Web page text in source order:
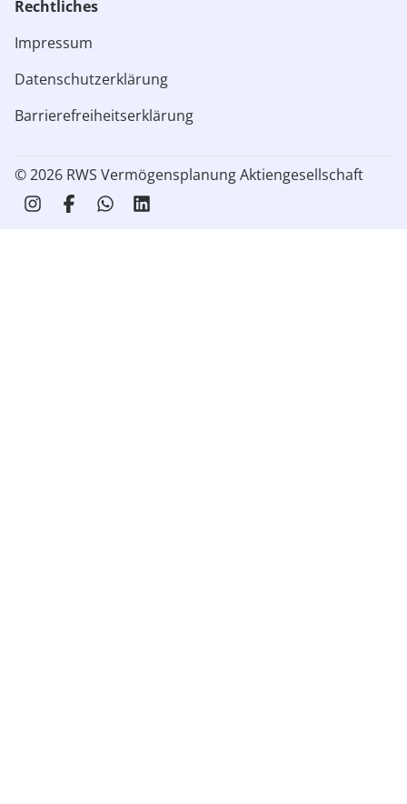
Rechtliches​
Impressum
Datenschutzerklärung
Barrierefreiheitserklärung
© 2026 RWS Vermögensplanung Aktiengesellschaft